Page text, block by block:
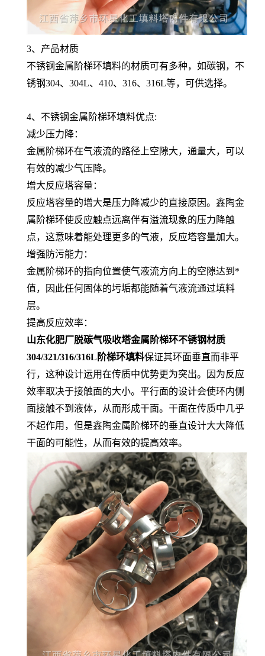
3、产品材质
不锈钢金属阶梯环填料的材质可有多种，如碳钢，不
锈钢304、304L、410、316、316L等，可供选择。
4、不锈钢金属阶梯环填料优点:
减少压力降：
金属阶梯环在气液流的路径上空隙大，通量大，可以
有效的减少气压降。
增大反应塔容量：
反应塔容量的增大是压力降减少的直接原因。鑫陶金
属阶梯环使反应触点远离伴有溢流现象的压力降触
点，这意味着能处理更多的气液，反应塔容量加大。
增强防污能力：
金属阶梯环的指向位置使气液流方向上的空隙达到*
值，因此任何固体的圬垢都能随着气液流通过填料
层。
提高反应效率：
山东化肥厂脱碳气吸收塔金属阶梯环不锈钢材质
304/321/316/316L阶梯环填料保证其环面垂直而非平
行，这种设计运用在传质中优势更为突出。因为反应
效率取决于接触面的大小。平行面的设计会使环内侧
面接触不到液体，从而形成干面。干面在传质中几乎
不起作用，但是鑫陶金属阶梯环的垂直设计大大降低
干面的可能性，从而有效的提高效率。